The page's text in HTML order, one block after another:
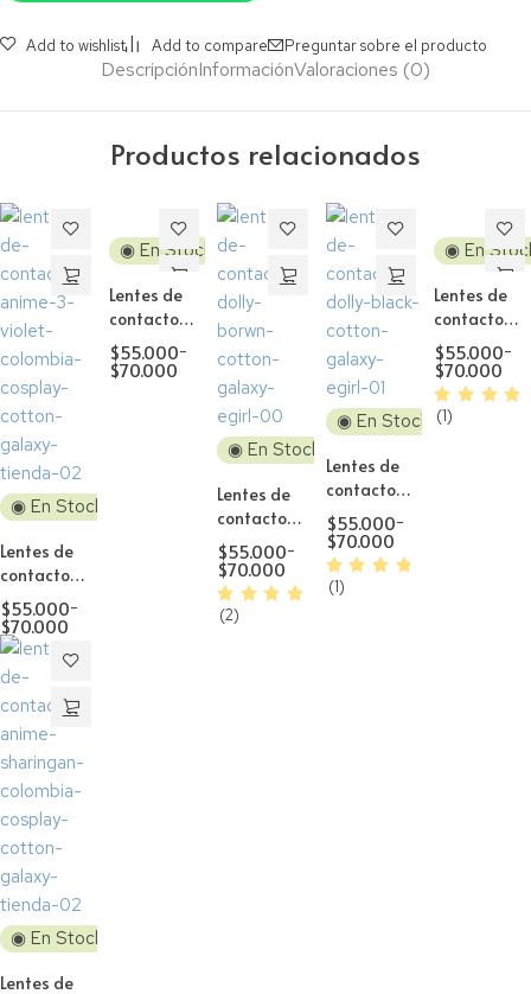
Add to wishlist Add to compare Preguntar sobre el producto
DescripciónInformaciónValoraciones (0)
Productos relacionados
◉ En Stock
Lentes de
contacto
Cosplay
Anime3
Violet
$55.000-
$70.000
◉ En Stock
Lentes de
contacto
Cosplay
Dawn
$55.000-
$70.000
◉ En Stock
Lentes de
contacto
Cosplay
Natural
Dolly
Brown H2
$55.000-
$70.000
(2)
◉ En Stock
Lentes de
contacto
Cosplay
Natural
Dolly
Black H1
$55.000-
$70.000
(1)
◉ En
Lentes de
contacto
Cosplay
Oshi No Ko
Hoshino Ai
$55.000-
$70.000
(1)
◉ En Stock
Lentes de